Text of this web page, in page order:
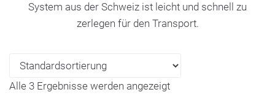
System aus der Schweiz ist leicht und schnell zu
zerlegen für den Transport.
Alle 3 Ergebnisse werden angezeigt